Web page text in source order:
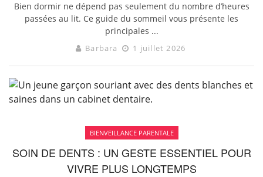
Bien dormir ne dépend pas seulement du nombre d’heures
passées au lit. Ce guide du sommeil vous présente les
principales ...
Barbara 1 juillet 2026
BIENVEILLANCE PARENTALE
SOIN DE DENTS : UN GESTE ESSENTIEL POUR
VIVRE PLUS LONGTEMPS